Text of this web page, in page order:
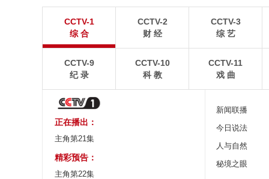
炎炎夏日，暑期旅游热度持续攀升。人们亲近山水，
拥抱自然，在旅途中放松身心、增长见识。
8月6日，重庆梁平星
CCTV-1
综 合
CCTV-2
财 经
CCTV-3
综 艺
CCTV-9
纪 录
CCTV-10
科 教
CCTV-11
戏 曲
正在播出：
主角第21集
精彩预告：
主角第22集
新闻联播
今日说法
人与自然
秘境之眼